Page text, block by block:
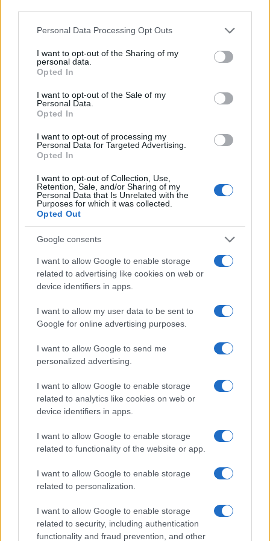
Please note that this website/app uses one or more Google
not limited to your visit or usage behaviour. You may click to
grant or deny consent to Google and its third-party tags to
use your data for below specified purposes in below Google
consent section.
Personal Data Processing Opt Outs
I want to opt-out of the Sharing of my
personal data.
Opted In
I want to opt-out of the Sale of my
Personal Data.
Opted In
I want to opt-out of processing my
Personal Data for Targeted Advertising.
Opted In
I want to opt-out of Collection, Use,
Retention, Sale, and/or Sharing of my
Personal Data that Is Unrelated with the
Purposes for which it was collected.
Opted Out
Google consents
I want to allow Google to enable storage
related to advertising like cookies on web or
device identifiers in apps.
I want to allow my user data to be sent to
Google for online advertising purposes.
I want to allow Google to send me
personalized advertising.
I want to allow Google to enable storage
related to analytics like cookies on web or
device identifiers in apps.
I want to allow Google to enable storage
related to functionality of the website or app.
I want to allow Google to enable storage
related to personalization.
I want to allow Google to enable storage
related to security, including authentication
functionality and fraud prevention, and other
fertőzött családtagjaiknak
vannak kitéve.
Július elején az izraeli egészségügyi
minisztérium arról számolt be, hogy a Pfizer
vakcina hatékonysága csökkent a fertőzések
és a tüneti betegségek megelőzésében, 64%-
köszönhető, hogy a Delta-változat belépett
Izraelbe. A július 22 -én közzétett jelentés
megállapította, hogy a fertőzések és tünetes
betegségek elleni hatékonyság százalékos
aránya körülbelül 40%-ra csökkent, talán
azért, mert a januárban és februárban beadott
oltások idővel gyengülnek.
Míg a július eleji jelentés szerint a vakcina
93%-ban volt hatékony a Covid-19 súlyos
betegségeinek megelőzésében, ez a szám
91%-ra csökkent a július végi jelentésben.
Ezenkívül a minisztérium megállapította,
hogy az egészséges vakcinázott egyéneknek
legalább egyharmaddal kisebb az esélye a
súlyos Covid-19 kialakulására, mint az
egészséges vakcinázatlan embereknek.
Ritka szívizomgyulladást
észleltek 25 év alatti férfiaknál,
miután megkapták a Pfizer-